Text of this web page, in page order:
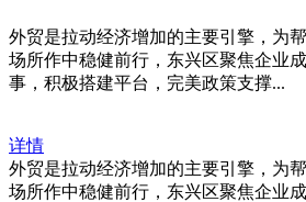
外贸是拉动经济增加的主要引擎，为
场所作中稳健前行，东兴区聚焦企业
事，积极搭建平台，完美政策支撑...
详情
外贸是拉动经济增加的主要引擎，为
场所作中稳健前行，东兴区聚焦企业